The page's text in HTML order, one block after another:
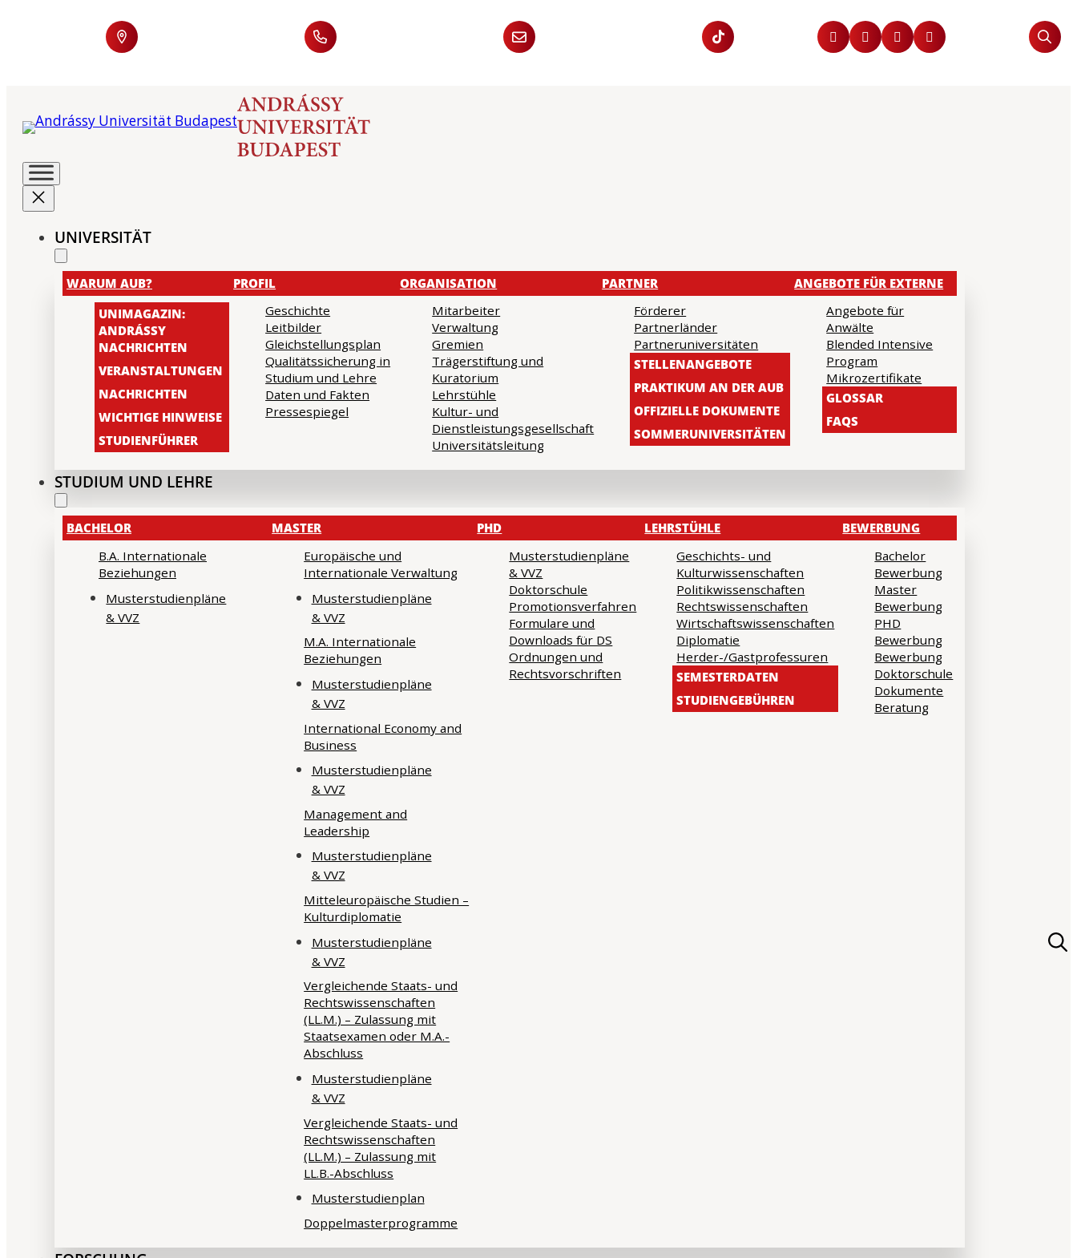
UNIVERSITÄT
WARUM AUB?
UNIMAGAZIN:
ANDRÁSSY
NACHRICHTEN
VERANSTALTUNGEN
NACHRICHTEN
WICHTIGE HINWEISE
STUDIENFÜHRER
PROFIL
Geschichte
Leitbilder
Gleichstellungsplan
Qualitätssicherung in
Studium und Lehre
Daten und Fakten
Pressespiegel
ORGANISATION
Mitarbeiter
Verwaltung
Gremien
Trägerstiftung und
Kuratorium
Lehrstühle
Kultur- und
Dienstleistungsgesellschaft
Universitätsleitung
PARTNER
Förderer
Partnerländer
Partneruniversitäten
STELLENANGEBOTE
PRAKTIKUM AN DER AUB
OFFIZIELLE DOKUMENTE
SOMMERUNIVERSITÄTEN
ANGEBOTE FÜR EXTERNE
Angebote für
Anwälte
Blended Intensive
Program
Mikrozertifikate
GLOSSAR
FAQS
STUDIUM UND LEHRE
BACHELOR
B.A. Internationale
Beziehungen
Musterstudienpläne
& VVZ
MASTER
Europäische und
Internationale Verwaltung
Musterstudienpläne
& VVZ
M.A. Internationale
Beziehungen
Musterstudienpläne
& VVZ
International Economy and
Business
Musterstudienpläne
& VVZ
Management and
Leadership
Musterstudienpläne
& VVZ
Mitteleuropäische Studien –
Kulturdiplomatie
Musterstudienpläne
& VVZ
Vergleichende Staats- und
Rechtswissenschaften
(LL.M.) – Zulassung mit
Staatsexamen oder M.A.-
Abschluss
Musterstudienpläne
& VVZ
Vergleichende Staats- und
Rechtswissenschaften
(LL.M.) – Zulassung mit
LL.B.-Abschluss
Musterstudienplan
Doppelmasterprogramme
PHD
Musterstudienpläne
& VVZ
Doktorschule
Promotionsverfahren
Formulare und
Downloads für DS
Ordnungen und
Rechtsvorschriften
LEHRSTÜHLE
Geschichts- und
Kulturwissenschaften
Politikwissenschaften
Rechtswissenschaften
Wirtschaftswissenschaften
Diplomatie
Herder-/Gastprofessuren
SEMESTERDATEN
STUDIENGEBÜHREN
BEWERBUNG
Bachelor
Bewerbung
Master
Bewerbung
PHD
Bewerbung
Bewerbung
Doktorschule
Dokumente
Beratung